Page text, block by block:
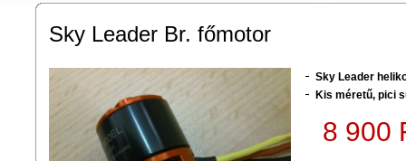
Sky Leader Br. főmotor
Sky Leader
Kis méretű, pici
8 900